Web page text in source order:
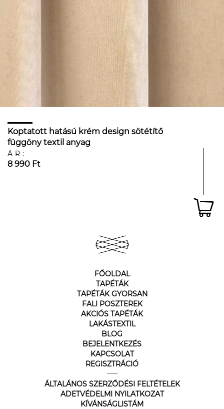
Koptatott hatású krém design sötétítő
függöny textil anyag
ÁR:
8 990 Ft
FŐOLDAL
TAPÉTÁK
TAPÉTÁK GYORSAN
FALI POSZTEREK
AKCIÓS TAPÉTÁK
LAKÁSTEXTIL
BLOG
BEJELENTKEZÉS
KAPCSOLAT
REGISZTRÁCIÓ
ÁLTALÁNOS SZERZŐDÉSI FELTÉTELEK
ADETVÉDELMI NYILATKOZAT
KÍVÁNSÁGLISTÁM